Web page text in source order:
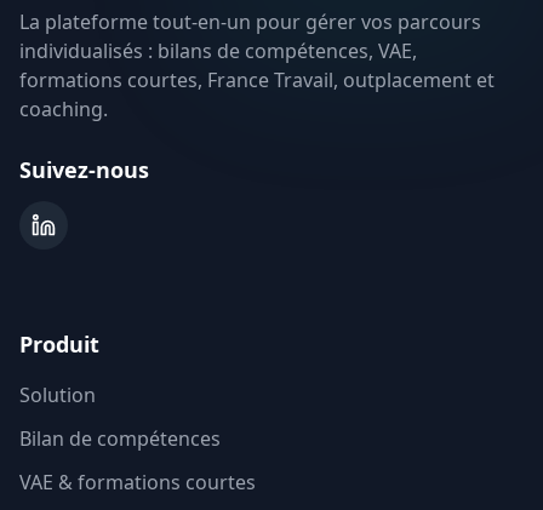
La plateforme tout-en-un pour gérer vos parcours
individualisés : bilans de compétences, VAE,
formations courtes, France Travail, outplacement et
coaching.
Suivez-nous
Produit
Solution
Bilan de compétences
VAE & formations courtes